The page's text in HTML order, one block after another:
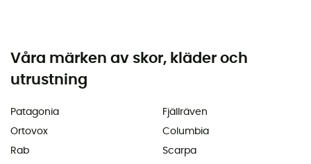
Våra märken av skor, kläder och
utrustning
Patagonia
Ortovox
Rab
Fjällräven
Columbia
Scarpa